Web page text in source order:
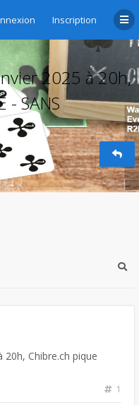
Inscription
2025 à 20h,
- SANS
Chibre.ch pique
1